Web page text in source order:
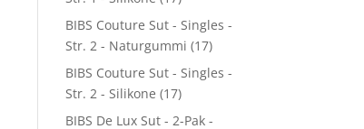
BIBS Couture Sut - Singles -
Str. 2 - Naturgummi (17)
BIBS Couture Sut - Singles -
Str. 2 - Silikone (17)
BIBS De Lux Sut - 2-Pak -